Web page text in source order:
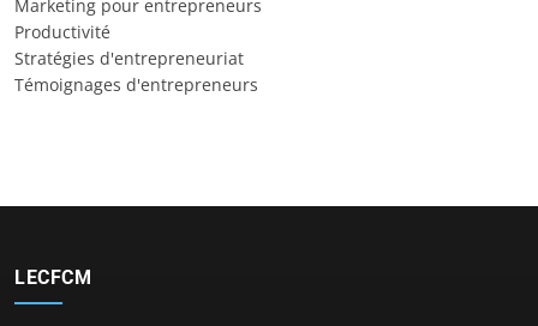
Marketing pour entrepreneurs
Productivité
Stratégies d'entrepreneuriat
Témoignages d'entrepreneurs
LECFCM